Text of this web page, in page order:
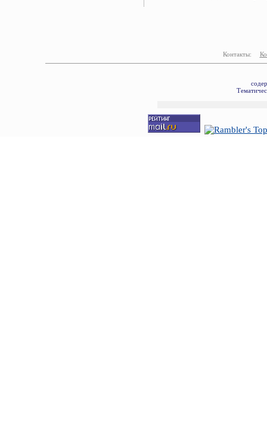
Контакты: